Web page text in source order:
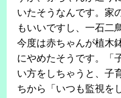
いたそうなんです。家
もいいですし、一石二
今度は赤ちゃんが植木
にやめたそうです。「
い方をしちゃうと、子
ちから「いつも監視を